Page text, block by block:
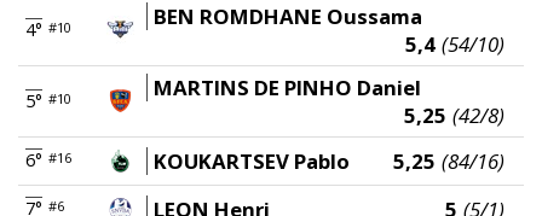
4° #10
BEN ROMDHANE Oussama
5,4 (54/10)
5° #10
MARTINS DE PINHO Daniel
5,25 (42/8)
6° #16 KOUKARTSEV Pablo 5,25 (84/16)
7° #6 LEON Henri 5 (5/1)